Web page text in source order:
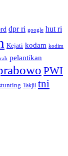
dpr ri google hut ri
Kejati kodam kodim
pelantikan
PWI
Takjil tni